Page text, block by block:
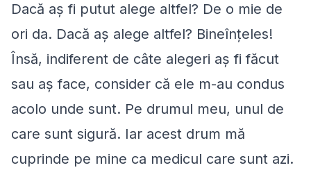
Dacă aş fi putut alege altfel? De o mie de
ori da. Dacă aş alege altfel? Bineînţeles!
Însă, indiferent de câte alegeri aş fi făcut
sau aş face, consider că ele m-au condus
acolo unde sunt. Pe drumul meu, unul de
care sunt sigură. Iar acest drum mă
cuprinde pe mine ca medicul care sunt azi.